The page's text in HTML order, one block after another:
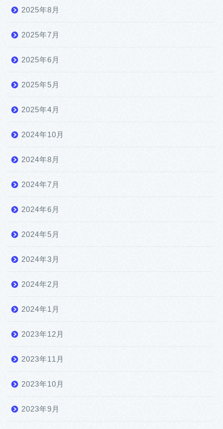
2025年8月
2025年7月
2025年6月
2025年5月
2025年4月
2024年10月
2024年8月
2024年7月
2024年6月
2024年5月
2024年3月
2024年2月
2024年1月
2023年12月
2023年11月
2023年10月
2023年9月